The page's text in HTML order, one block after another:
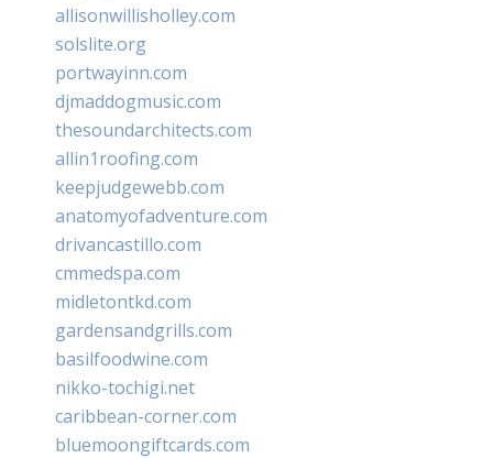
allisonwillisholley.com
solslite.org
portwayinn.com
djmaddogmusic.com
thesoundarchitects.com
allin1roofing.com
keepjudgewebb.com
anatomyofadventure.com
drivancastillo.com
cmmedspa.com
midletontkd.com
gardensandgrills.com
basilfoodwine.com
nikko-tochigi.net
caribbean-corner.com
bluemoongiftcards.com